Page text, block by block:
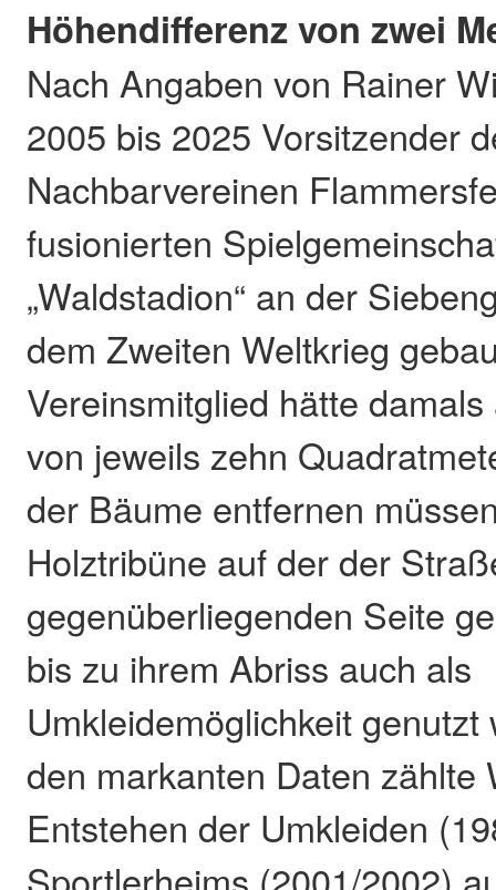
Höhendifferenz von zwei
Nach Angaben von Rainer
2005 bis 2025 Vorsitzender
Nachbarvereinen
fusionierten
„Waldstadion“ an der
dem Zweiten Weltkrieg
Vereinsmitglied hätte
von jeweils zehn
der Bäume entfernen
Holztribüne auf der der
gegenüberliegenden Seite
bis zu ihrem Abriss auch als
Umkleidemöglichkeit
den markanten Daten zählte
Entstehen der Umkleiden
Sportlerheims (2001/2002)